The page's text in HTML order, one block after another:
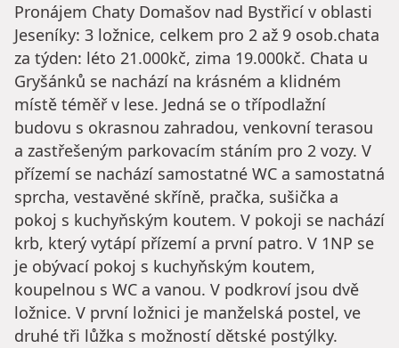
Pronájem Chaty Domašov nad Bystřicí v oblasti
Jeseníky: 3 ložnice, celkem pro 2 až 9 osob.chata
za týden: léto 21.000kč, zima 19.000kč. Chata u
Gryšánků se nachází na krásném a klidném
místě téměř v lese. Jedná se o třípodlažní
budovu s okrasnou zahradou, venkovní terasou
a zastřešeným parkovacím stáním pro 2 vozy. V
přízemí se nachází samostatné WC a samostatná
sprcha, vestavěné skříně, pračka, sušička a
pokoj s kuchyňským koutem. V pokoji se nachází
krb, který vytápí přízemí a první patro. V 1NP se
je obývací pokoj s kuchyňským koutem,
koupelnou s WC a vanou. V podkroví jsou dvě
ložnice. V první ložnici je manželská postel, ve
druhé tři lůžka s možností dětské postýlky.